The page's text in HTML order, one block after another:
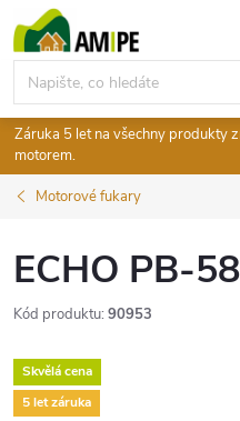
na
obsah
Záruka 5 let na všechny produkty
motorem.
Motorové fukary
ECHO PB-
Kód produktu: 90953
Skvělá cena
5 let záruka